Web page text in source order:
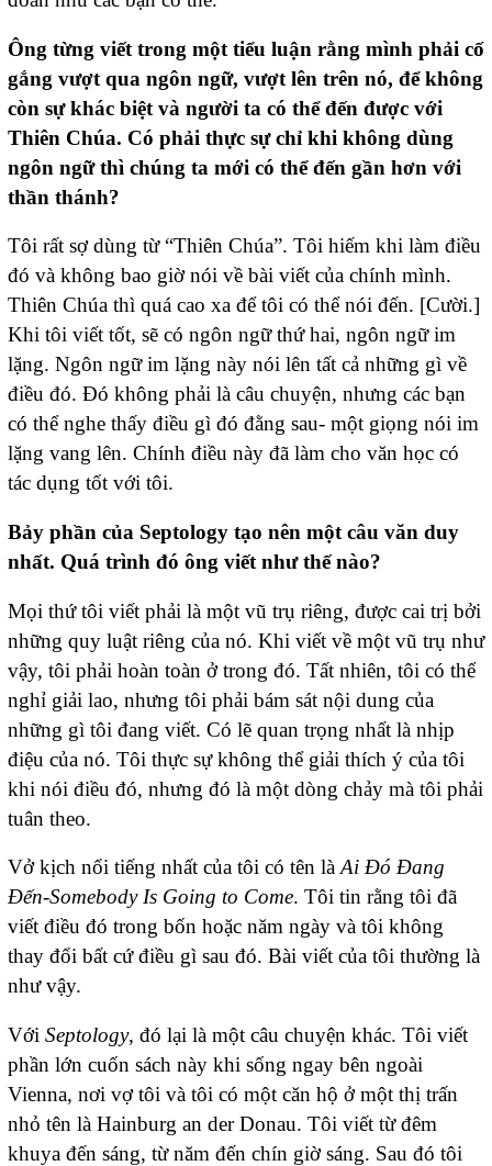
Ông từng viết trong một tiểu luận rằng mình phải cố
gắng vượt qua ngôn ngữ, vượt lên trên nó, để không
còn sự khác biệt và người ta có thể đến được với
Thiên Chúa. Có phải thực sự chỉ khi không dùng
ngôn ngữ thì chúng ta mới có thể đến gần hơn với
thần thánh?
Tôi rất sợ dùng từ “Thiên Chúa”. Tôi hiếm khi làm điều
đó và không bao giờ nói về bài viết của chính mình.
Thiên Chúa thì quá cao xa để tôi có thể nói đến. [Cười.]
Khi tôi viết tốt, sẽ có ngôn ngữ thứ hai, ngôn ngữ im
lặng. Ngôn ngữ im lặng này nói lên tất cả những gì về
điều đó. Đó không phải là câu chuyện, nhưng các bạn
có thể nghe thấy điều gì đó đằng sau- một giọng nói im
lặng vang lên. Chính điều này đã làm cho văn học có
tác dụng tốt với tôi.
Bảy phần của Septology tạo nên một câu văn duy
nhất. Quá trình đó ông viết như thế nào?
Mọi thứ tôi viết phải là một vũ trụ riêng, được cai trị bởi
những quy luật riêng của nó. Khi viết về một vũ trụ như
vậy, tôi phải hoàn toàn ở trong đó. Tất nhiên, tôi có thể
nghỉ giải lao, nhưng tôi phải bám sát nội dung của
những gì tôi đang viết. Có lẽ quan trọng nhất là nhịp
điệu của nó. Tôi thực sự không thể giải thích ý của tôi
khi nói điều đó, nhưng đó là một dòng chảy mà tôi phải
tuân theo.
Vở kịch nổi tiếng nhất của tôi có tên làAi Đó Đang
Đến-Somebody Is Going to Come. Tôi tin rằng tôi đã
viết điều đó trong bốn hoặc năm ngày và tôi không
thay đổi bất cứ điều gì sau đó. Bài viết của tôi thường là
như vậy.
Với Septology, đó lại là một câu chuyện khác. Tôi viết
phần lớn cuốn sách này khi sống ngay bên ngoài
Vienna, nơi vợ tôi và tôi có một căn hộ ở một thị trấn
nhỏ tên là Hainburg an der Donau. Tôi viết từ đêm
khuya đến sáng, từ năm đến chín giờ sáng. Sau đó tôi